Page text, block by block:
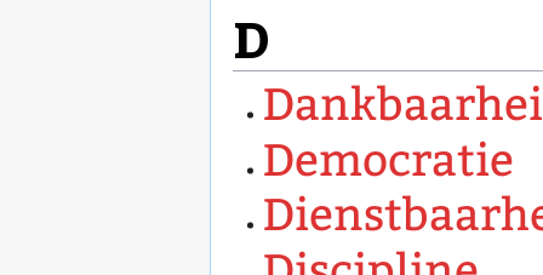
D
Democratie